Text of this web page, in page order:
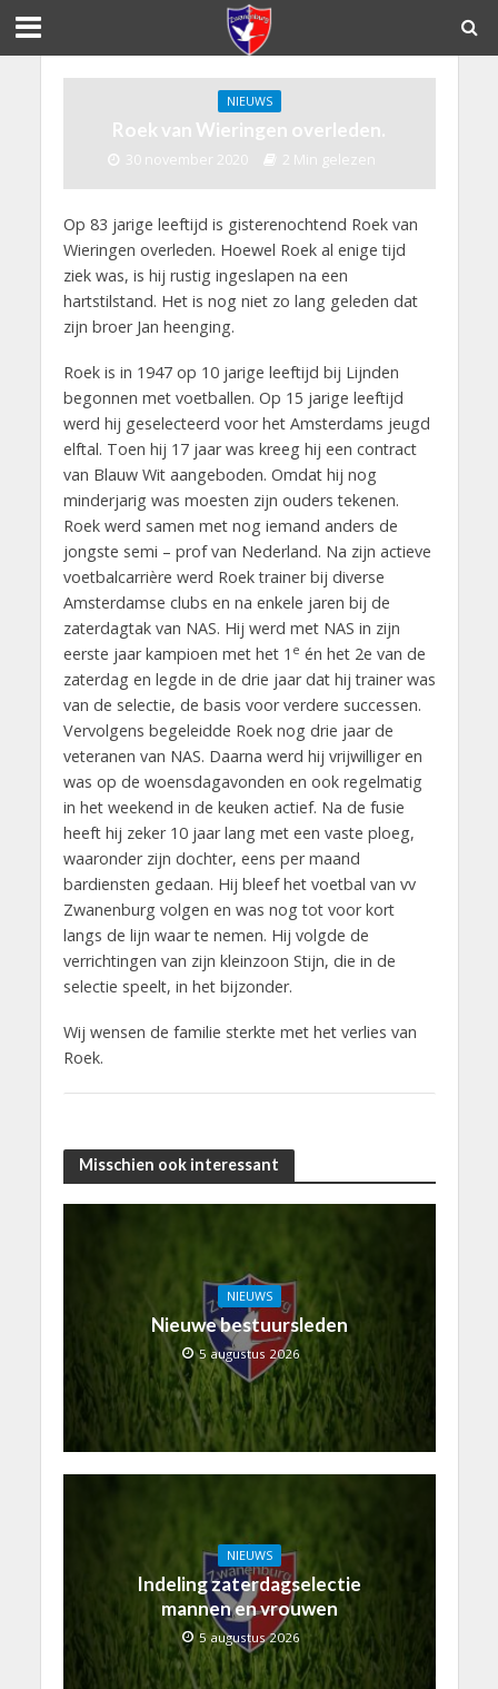
NIEUWS
Roek van Wieringen overleden.
30 november 2020 2 Min gelezen
Op 83 jarige leeftijd is gisterenochtend Roek van
Wieringen overleden. Hoewel Roek al enige tijd
ziek was, is hij rustig ingeslapen na een
hartstilstand. Het is nog niet zo lang geleden dat
zijn broer Jan heenging.
Roek is in 1947 op 10 jarige leeftijd bij Lijnden
begonnen met voetballen. Op 15 jarige leeftijd
werd hij geselecteerd voor het Amsterdams jeugd
elftal. Toen hij 17 jaar was kreeg hij een contract
van Blauw Wit aangeboden. Omdat hij nog
minderjarig was moesten zijn ouders tekenen.
Roek werd samen met nog iemand anders de
jongste semi – prof van Nederland. Na zijn actieve
voetbalcarrière werd Roek trainer bij diverse
Amsterdamse clubs en na enkele jaren bij de
zaterdagtak van NAS. Hij werd met NAS in zijn
eerste jaar kampioen met het 1 e én het 2e van de
zaterdag en legde in de drie jaar dat hij trainer was
van de selectie, de basis voor verdere successen.
Vervolgens begeleidde Roek nog drie jaar de
veteranen van NAS. Daarna werd hij vrijwilliger en
was op de woensdagavonden en ook regelmatig
in het weekend in de keuken actief. Na de fusie
heeft hij zeker 10 jaar lang met een vaste ploeg,
waaronder zijn dochter, eens per maand
bardiensten gedaan. Hij bleef het voetbal van vv
Zwanenburg volgen en was nog tot voor kort
langs de lijn waar te nemen. Hij volgde de
verrichtingen van zijn kleinzoon Stijn, die in de
selectie speelt, in het bijzonder.
Wij wensen de familie sterkte met het verlies van
Roek.
Misschien ook interessant
NIEUWS
Nieuwe bestuursleden
5 augustus 2026
NIEUWS
Indeling zaterdagselectie
mannen en vrouwen
5 augustus 2026